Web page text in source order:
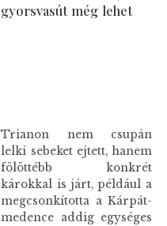
gyorsvasút még lehet
Trianon nem csupán
lelki sebeket ejtett, hanem
fölöttébb konkrét
károkkal is járt, például a
megcsonkította a Kárpát-
medence addig egységes